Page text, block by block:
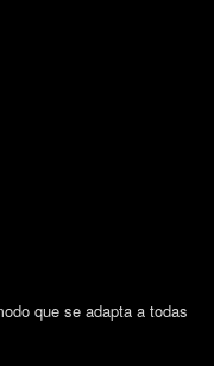
que se adapta a todas